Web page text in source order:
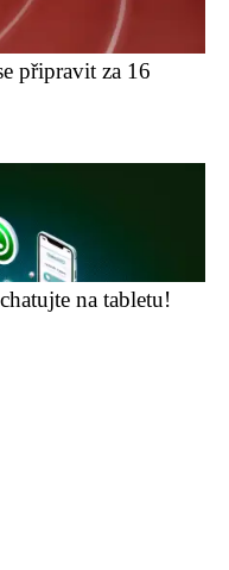
připravit za 16
na tabletu!